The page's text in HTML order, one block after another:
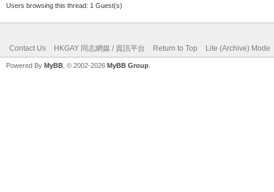
Users browsing this thread: 1 Guest(s)
Contact Us HKGAY 同志網媒 / 資訊平台 Return to Top Lite (Archive) Mode
Powered By MyBB , © 2002-2026 MyBB Group